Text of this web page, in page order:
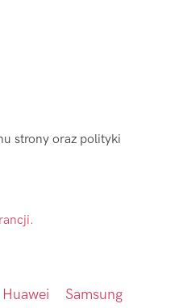
strony oraz polityki
Huawei Samsung